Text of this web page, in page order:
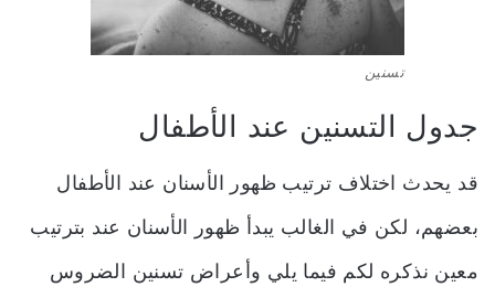
تسنين
جدول التسنين عند الأطفال
قد يحدث اختلاف ترتيب ظهور الأسنان عند الأطفال
بعضهم، لكن في الغالب يبدأ ظهور الأسنان عند بترتيب
معين نذكره لكم فيما يلي وأعراض تسنين الضروس